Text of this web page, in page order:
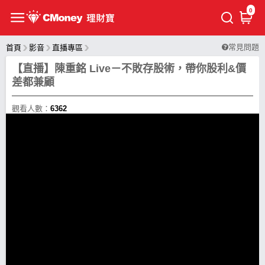
0
首頁 影音 直播專區 常見問題
【直播】陳重銘 Live－不敗存股術，帶你股利&價
差都兼顧
觀看人數： 6362